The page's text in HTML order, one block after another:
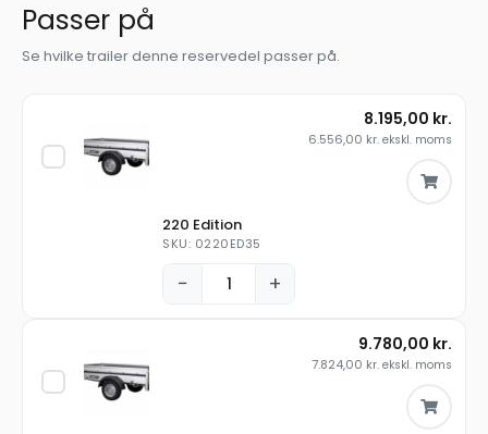
Passer på
Se hvilke trailer denne reservedel passer på.
220 Edition
SKU: 0220ED35
− +
8.195,00 kr.
6.556,00 kr. ekskl. moms
9.780,00 kr.
7.824,00 kr. ekskl. moms